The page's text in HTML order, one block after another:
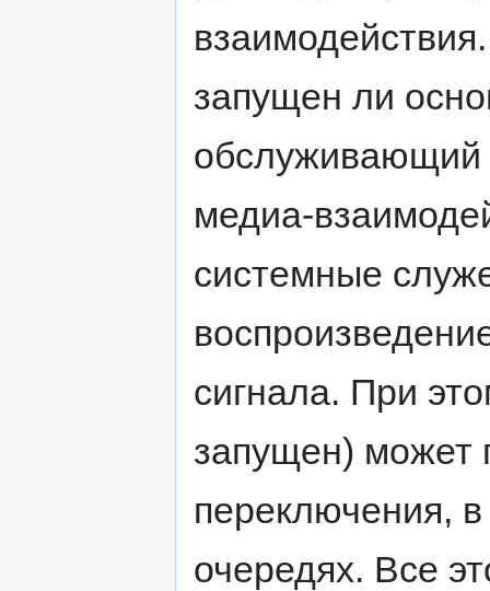
запущен ли
обслуживающий
медиа-
системные
сигнала. При
запущен) может
переключения,
очередях. Все